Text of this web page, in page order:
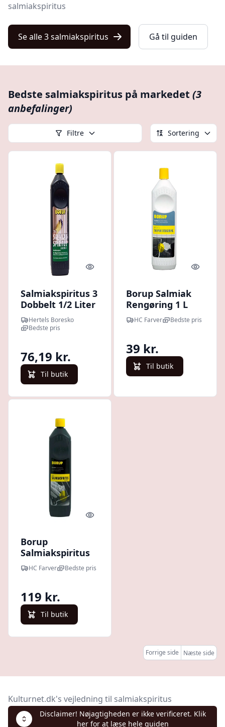
salmiakspiritus
Se alle 3 salmiakspiritus Gå til guiden
Bedste salmiakspiritus på markedet (3
anbefalinger)
Filtre Sortering
Quick look
Salmiakspiritus 3
Dobbelt 1/2 Liter
Hertels Boresko
Bedste pris
76,19 kr.
Til butik
Quick
Borup Salmiak
Rengøring 1 L
HC Farver Bedste pris
39 kr.
Til butik
Quick look
Borup
Salmiakspiritus
25%HC Farver Bedste pris
119 kr.
Til butik
Forrige side Næste side
Kulturnet.dk's vejledning til salmiakspiritus
Disclaimer! Nøjagtigheden er ikke verificeret. Klik
her for at læse hele guiden